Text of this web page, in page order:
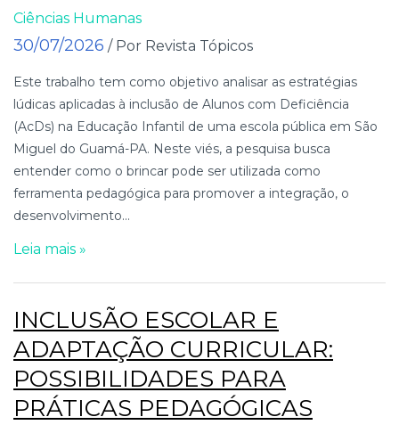
Ciências Humanas
30/07/2026 / Por Revista Tópicos
Este trabalho tem como objetivo analisar as estratégias
lúdicas aplicadas à inclusão de Alunos com Deficiência
(AcDs) na Educação Infantil de uma escola pública em São
Miguel do Guamá-PA. Neste viés, a pesquisa busca
entender como o brincar pode ser utilizada como
ferramenta pedagógica para promover a integração, o
desenvolvimento...
Leia mais »
INCLUSÃO ESCOLAR E
ADAPTAÇÃO CURRICULAR:
POSSIBILIDADES PARA
PRÁTICAS PEDAGÓGICAS